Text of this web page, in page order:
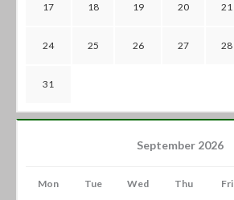
17 18 19 20 21
24 25 26 27 28
31
September 2026
Mon Tue Wed Thu Fri